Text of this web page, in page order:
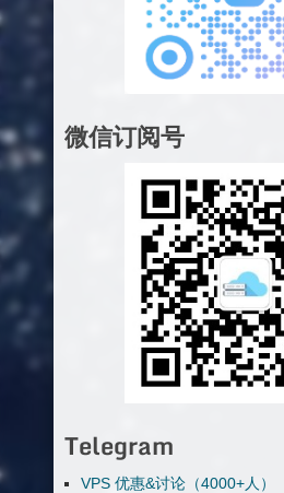
微信订阅号
Telegram
VPS 优惠&讨论（4000+人）